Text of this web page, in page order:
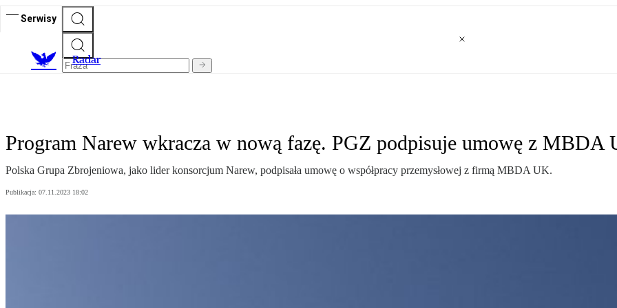
Serwisy
Radar
Program Narew wkracza w nową fazę. PGZ podpisuje umowę z MBDA
Polska Grupa Zbrojeniowa, jako lider konsorcjum Narew, podpisała umowę o współpracy przemysłowej z firmą MBDA UK.
Publikacja: 07.11.2023 18:02